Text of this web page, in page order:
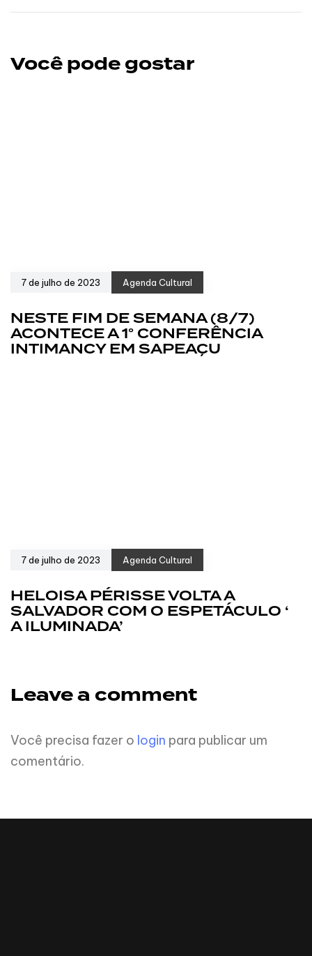
Você pode gostar
7 de julho de 2023 Agenda Cultural
NESTE FIM DE SEMANA (8/7)
ACONTECE A 1° CONFERÊNCIA
INTIMANCY EM SAPEAÇU
7 de julho de 2023 Agenda Cultural
HELOISA PÉRISSE VOLTA A
SALVADOR COM O ESPETÁCULO ‘
A ILUMINADA’
Leave a comment
Você precisa fazer o login para publicar um
comentário.